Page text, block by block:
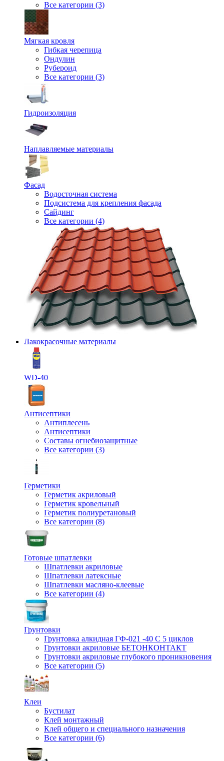
Все категории (3)
Мягкая кровля
Гибкая черепица
Ондулин
Рубероид
Все категории (3)
Гидроизоляция
Наплавляемые материалы
Фасад
Водосточная система
Подсистема для крепления фасада
Сайдинг
Все категории (4)
Лакокрасочные материалы
WD-40
Антисептики
Антиплесень
Антисептики
Составы огнебиозащитные
Все категории (3)
Герметики
Герметик акриловый
Герметик кровельный
Герметик полиуретановый
Все категории (8)
Готовые шпатлевки
Шпатлевки акриловые
Шпатлевки латексные
Шпатлевки масляно-клеевые
Все категории (4)
Грунтовки
Грунтовка алкидная ГФ-021 -40 С 5 циклов
Грунтовки акриловые БЕТОНКОНТАКТ
Грунтовки акриловые глубокого проникновения
Все категории (5)
Клеи
Бустилат
Клей монтажный
Клей общего и специального назначения
Все категории (6)